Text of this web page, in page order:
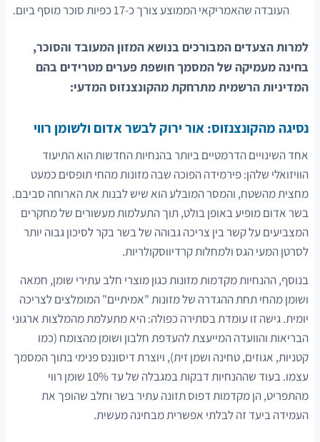
העובדה שהאמריקאי הממוצע צורך כ-17 כפיות סוכר מוסף ביום.
למרות הצעדים המבורכים בנושא המזון המעובד והסוכר,
בחינה מעמיקה של המסמך חושפת פערים מטרידים בהם
המדיניות הרשמית מתרחקת מהקונצנזוס המדעי:
נסיגה מהקונצנזוס: אור ירוק לבשר אדום ולשומן רווי
אחד השינויים הדרמטיים ביותר בהנחיות החדשות הוא התיעוד
הוויזואלי שלהן: פירמידה הפוכה שבה מזונות מהחי תופסים כמעט
מחצית מהשטח, והמסר המובלע הוא שיש לבנות את הארוחה סביבם.
בשר אדום מופיע באופן בולט, תוך התעלמות מעשורים של מחקרים
המצביעים על קשר בין צריכה גבוהה של בשר בקר לסיכון גבוה יותר
לסרטן המעי הגס ולמחלות קרדיווסקולריות.
בנוסף, ההנחיות מקדמות מזונות כגון מוצרי חלב עתירי שומן, חמאה
ושומן מהחי תחת ההגדרה של מזונות "אמיתיים" המומלצים לצריכה
יומית. גישה זו עומדת בסתירה כפולה: היא מתעלמת מהמלצות ארגוני
הבריאות והוועדה המייעצת להעדפת חלבון ושומן מהצומח (כמו
קטניות, אגוזים, טחינה ושמן זית), ויוצרת דיסוננס פנימי בתוך המסמך
עצמו. בעוד שההנחיות דבקות במגבלה של עד 10% שומן רווי
מהתפריט, הן מקדמות דפוס תזונה עתיר בשר וחלב שהופך את
העמידה ביעד זה לבלתי אפשרית מבחינה מעשית.